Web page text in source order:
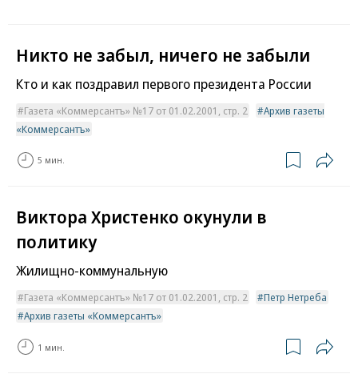
Никто не забыл, ничего не забыли
Кто и как поздравил первого президента России
Газета «Коммерсантъ» №17 от 01.02.2001, стр. 2
Архив газеты
«Коммерсантъ»
5 мин.
Виктора Христенко окунули в
политику
Жилищно-коммунальную
Газета «Коммерсантъ» №17 от 01.02.2001, стр. 2
Петр Нетреба
Архив газеты «Коммерсантъ»
1 мин.